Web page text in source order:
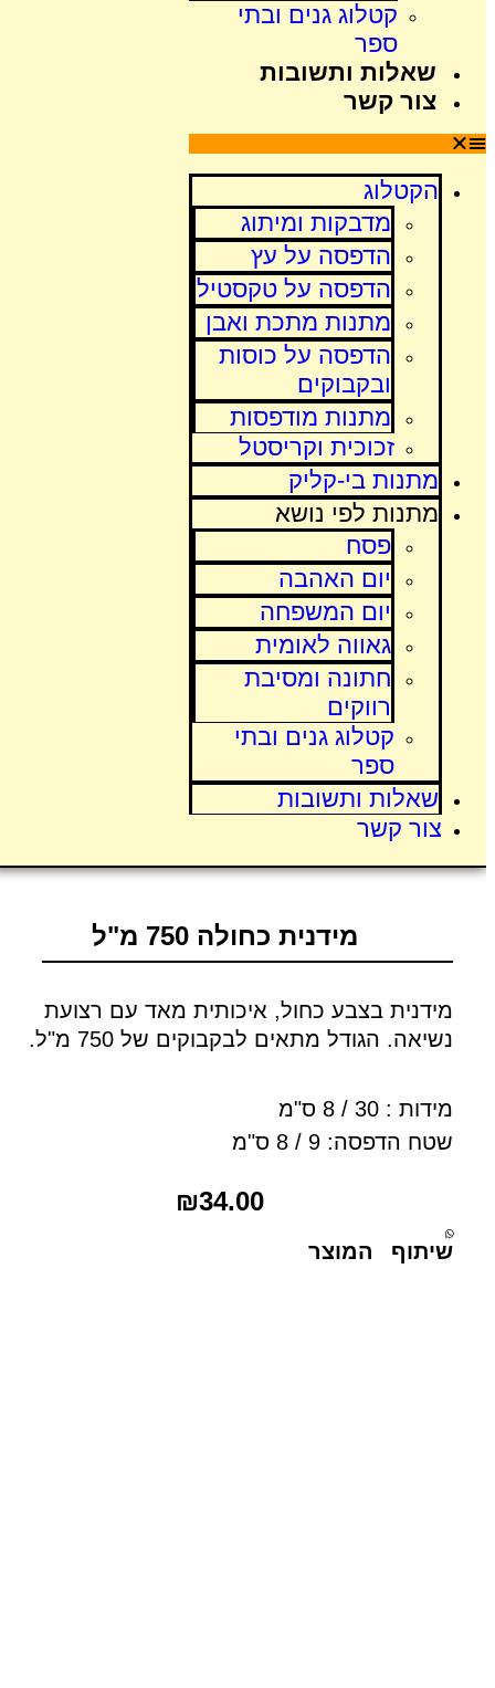
קטלוג גנים ובתי
ספר
שאלות ותשובות
צור קשר
הקטלוג
מדבקות ומיתוג
הדפסה על עץ
הדפסה על טקסטיל
מתנות מתכת ואבן
הדפסה על כוסות
ובקבוקים
מתנות מודפסות
זכוכית וקריסטל
מתנות בי-קליק
מתנות לפי נושא
פסח
יום האהבה
יום המשפחה
גאווה לאומית
חתונה ומסיבת
רווקים
קטלוג גנים ובתי
ספר
שאלות ותשובות
צור קשר
מידנית כחולה 750 מ"ל
מידנית בצבע כחול, איכותית מאד עם רצועת
נשיאה. הגודל מתאים לבקבוקים של 750 מ"ל.
מידות : 30 / 8 ס"מ
שטח הדפסה: 9 / 8 ס"מ
₪34.00
שיתוף המוצר